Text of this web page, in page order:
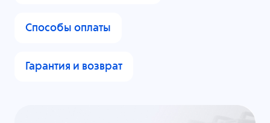
Способы оплаты
Гарантия и возврат